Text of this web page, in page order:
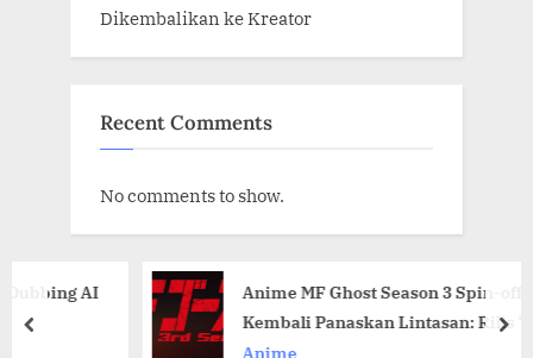
Dikembalikan ke Kreator
Recent Comments
No comments to show.
Anime MF Ghost Season 3 Spin-off Initial
Kembali Panaskan Lintasan: Rilis Tahun
prev